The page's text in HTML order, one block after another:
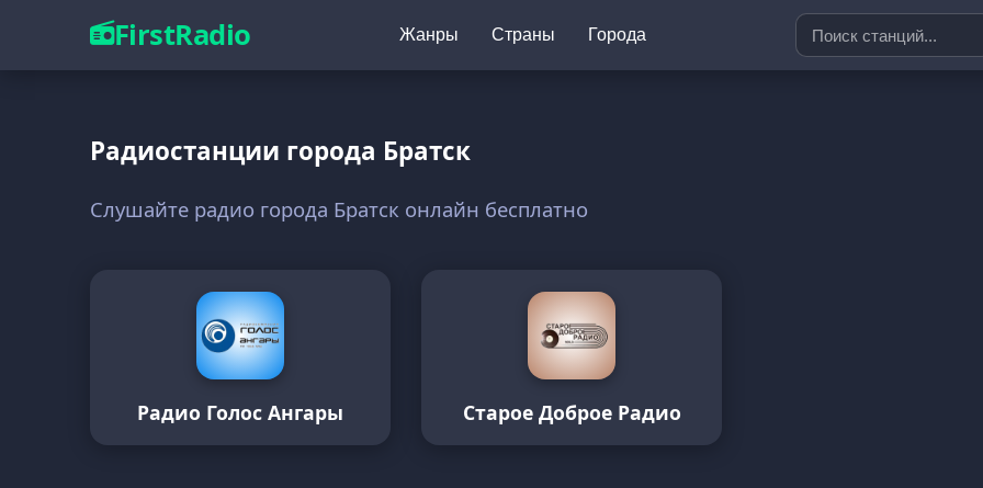
FirstRadio Жанры Страны Города
Радиостанции города Братск
Слушайте радио города Братск онлайн бесплатно
Радио Голос Ангары Старое Доброе Радио